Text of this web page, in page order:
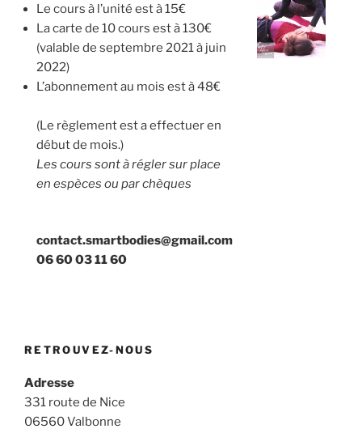
Le cours à l’unité est à 15€
La carte de 10 cours est à 130€
(valable de septembre 2021 à juin
2022)
L’abonnement au mois est à 48€
(Le règlement est a effectuer en
début de mois.)
Les cours sont à régler sur place
en espèces ou par chèques
contact.smartbodies@gmail.com
06 60 03 11 60
RETROUVEZ-NOUS
Adresse
331 route de Nice
06560 Valbonne